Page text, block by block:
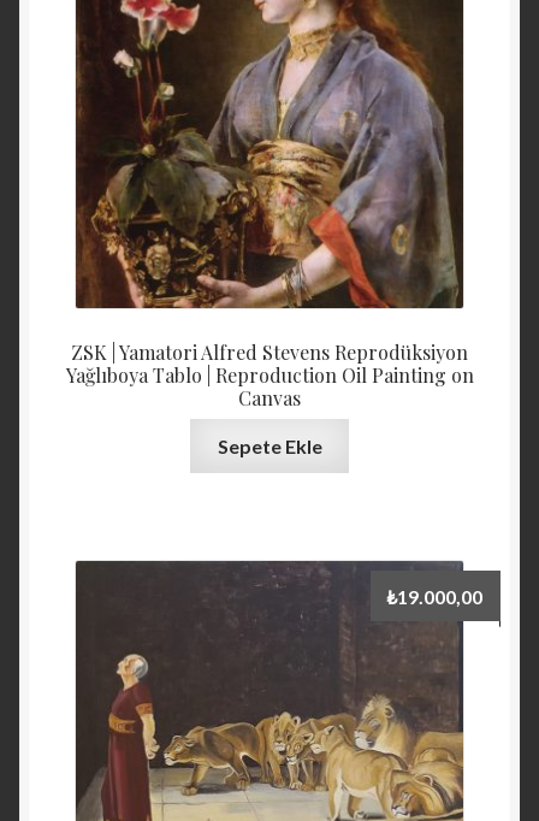
ZSK | Yamatori Alfred Stevens Reprodüksiyon
Yağlıboya Tablo | Reproduction Oil Painting on
Canvas
Sepete Ekle
₺19.000,00